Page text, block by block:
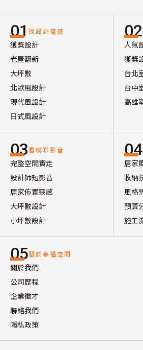
01 找設計靈感
獲獎設計
老屋翻新
大坪數
北歐風設計
現代風設計
日式風設計
02
人氣
獲獎
台北
台中
高雄
03看精彩影音
完整空間實走
設計師短影音
居家佈置靈感
大坪數設計
小坪數設計
04
居家
收納
風格
預算
施工
05關於幸福空間
關於我們
公司歷程
企業徵才
聯絡我們
隱私政策